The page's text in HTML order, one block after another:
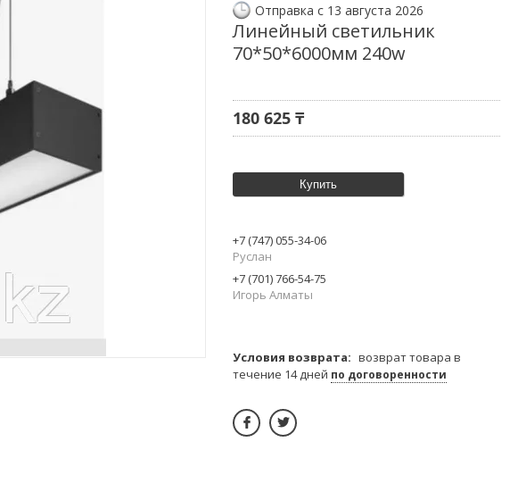
Отправка с 13 августа 2026
Линейный светильник
70*50*6000мм 240w
180 625 ₸
Купить
+7 (747) 055-34-06
Руслан
+7 (701) 766-54-75
Игорь Алматы
возврат товара в
течение 14 дней по договоренности